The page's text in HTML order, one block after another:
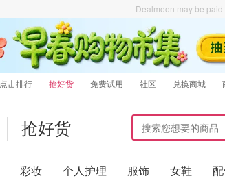
Dealmoon may be
点击排行 抢好货 免费试用 社区 兑换商城
抢好货
彩妆 个人护理 服饰 女鞋